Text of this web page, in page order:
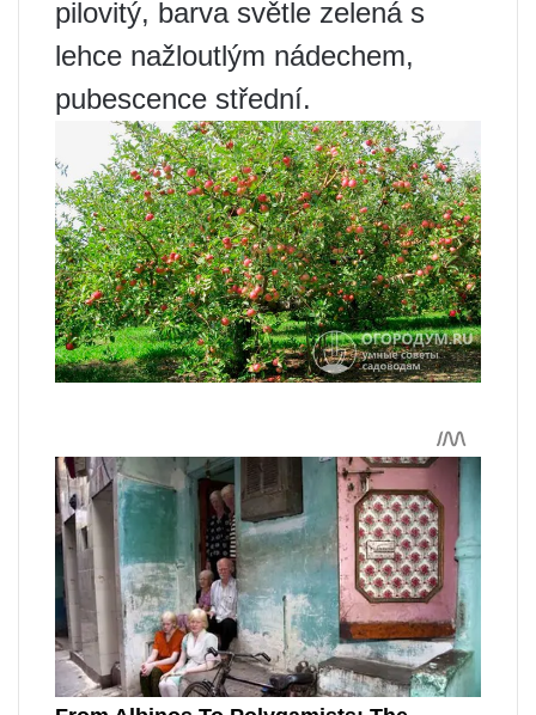
pilovitý, barva světle zelená s
lehce nažloutlým nádechem,
pubescence střední.